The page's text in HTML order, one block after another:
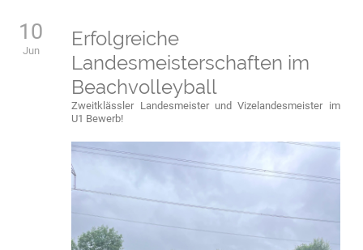
10
Jun
Erfolgreiche
Landesmeisterschaften im
Beachvolleyball
Zweitklässler Landesmeister und Vizelandesmeister im
U1 Bewerb!